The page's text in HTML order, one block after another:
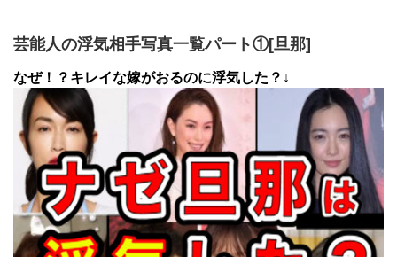
芸能人の浮気相手写真一覧パート①[旦那]
なぜ！？キレイな嫁がおるのに浮気した？↓